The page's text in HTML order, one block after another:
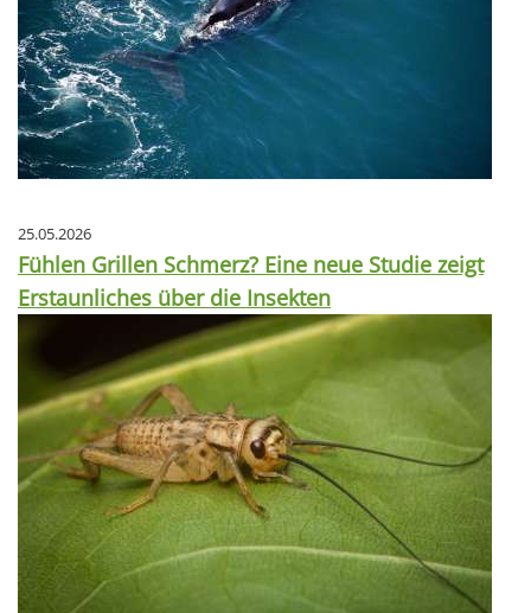
25.05.2026
Fühlen Grillen Schmerz? Eine neue Studie zeigt
Erstaunliches über die Insekten